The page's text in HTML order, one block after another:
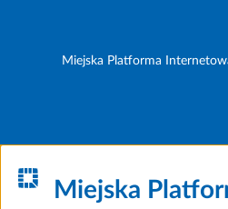
Miejska Platforma
Miejska